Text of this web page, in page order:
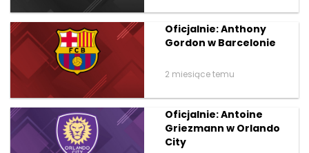
Oficjalnie: Anthony
Gordon w Barcelonie
2 miesiące temu
Oficjalnie: Antoine
Griezmann w Orlando
City